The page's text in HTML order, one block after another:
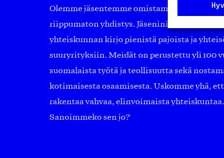
Olemme jäsentemme omistama
riippumaton yhdistys. Jäseninämme on koko
yhteiskunnan kirjo pienistä pajoista ja
suuryrityksiin. Meidät on perustettu yli 100
suomalaista työtä ja teollisuutta sekä
kotimaisesta osaamisesta. Uskomme yhä,
rakentaa vahvaa, elinvoimaista
Sanoimmeko sen jo?